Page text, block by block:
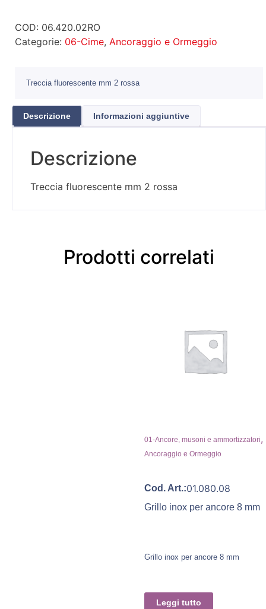
COD: 06.420.02RO
Categorie: 06-Cime, Ancoraggio e Ormeggio
Treccia fluorescente mm 2 rossa
Descrizione Informazioni aggiuntive
Descrizione
Treccia fluorescente mm 2 rossa
Prodotti correlati
01-Ancore, musoni e ammortizzatori,
Ancoraggio e Ormeggio
Cod. Art.:01.080.08
Grillo inox per ancore 8 mm
Grillo inox per ancore 8 mm
Leggi tutto